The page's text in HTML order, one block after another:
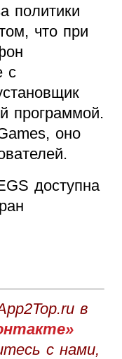
политики
что при
с
программой.
оно
доступна
в
с нами,